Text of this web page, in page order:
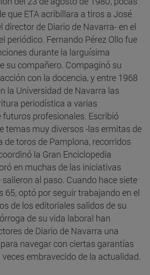
que ETA acribillara a tiros a José
director de Diario de Navarra- en el
periódico. Fernando Pérez Ollo fue
durante la larguísima
su compañero. Compaginó su
con la docencia, y entre 1968
la Universidad de Navarra las
periodística a varias
futuros profesionales. Escribió
temas muy diversos -las ermitas de
de toros de Pamplona, recorridos
la Gran Enciclopedia
en muchas de las iniciativas
al paso. Cuando hace siete
65, optó por seguir trabajando en el
de los editoriales salidos de su
de su vida laboral han
de Diario de Navarra una
navegar con ciertas garantías
embravecido de la actualidad.